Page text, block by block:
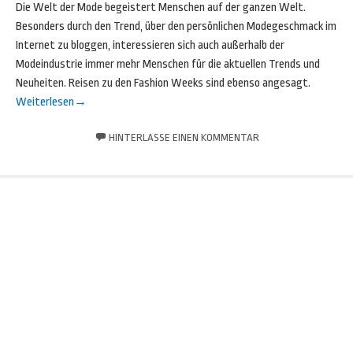
Die Welt der Mode begeistert Menschen auf der ganzen Welt.
Besonders durch den Trend, über den persönlichen Modegeschmack im
Internet zu bloggen, interessieren sich auch außerhalb der
Modeindustrie immer mehr Menschen für die aktuellen Trends und
Neuheiten. Reisen zu den Fashion Weeks sind ebenso angesagt.
Weiterlesen →
HINTERLASSE EINEN KOMMENTAR